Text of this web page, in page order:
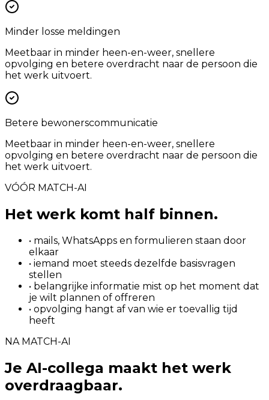
Minder losse meldingen
Meetbaar in minder heen-en-weer, snellere
opvolging en betere overdracht naar de persoon die
het werk uitvoert.
Betere bewonerscommunicatie
Meetbaar in minder heen-en-weer, snellere
opvolging en betere overdracht naar de persoon die
het werk uitvoert.
VÓÓR MATCH-AI
Het werk komt half binnen.
• mails, WhatsApps en formulieren staan door
elkaar
• iemand moet steeds dezelfde basisvragen
stellen
• belangrijke informatie mist op het moment dat
je wilt plannen of offreren
• opvolging hangt af van wie er toevallig tijd
heeft
NA MATCH-AI
Je AI-collega maakt het werk
overdraagbaar.